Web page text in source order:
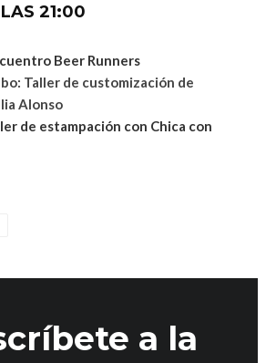
21:00
Beer Runners
Taller de customización de
Alonso
de estampación con Chica con
a la